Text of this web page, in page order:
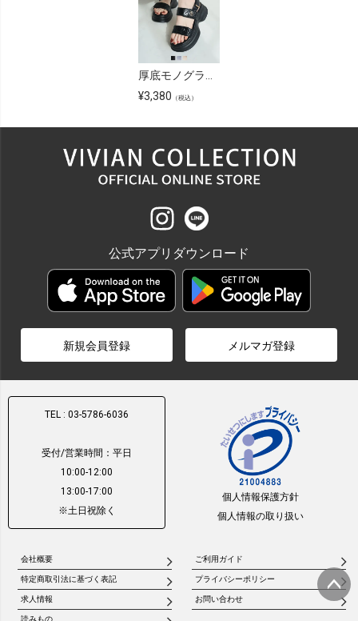
¥3,380 （税込）
ページ
公式アプリダウンロード
新規会員登録 メルマガ登録
TEL : 03-5786-6036
受付/営業時間：平日
10:00-12:00
13:00-17:00
※土日祝除く
個人情報保護方針
個人情報の取り扱い
会社概要 ご利用ガイド
特定商取引法に基づく表記 プライバシーポリシー
求人情報 お問い合わせ